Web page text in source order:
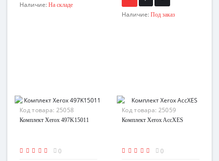
Наличие: На складе
Наличие: Под заказ
Код товара: 25058
Комплект Xerox 497K15011
0
Код товара: 25059
Комплект Xerox AccXES
0